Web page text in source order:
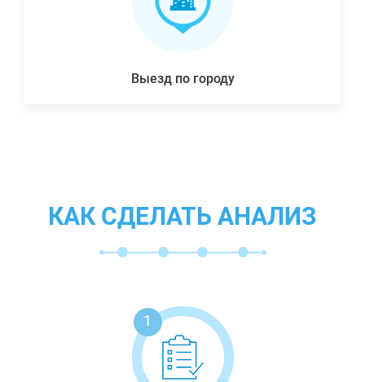
Выезд по городу
КАК СДЕЛАТЬ АНАЛИЗ
1